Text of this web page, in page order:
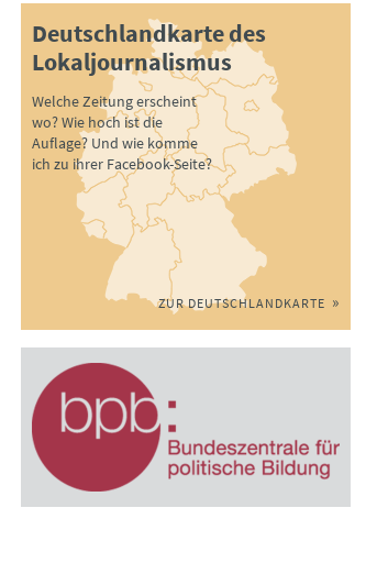
Deutschlandkarte des
Lokaljournalismus
Welche Zeitung erscheint
wo? Wie hoch ist die
Auflage? Und wie komme
ich zu ihrer Facebook-Seite?
ZUR DEUTSCHLANDKARTE